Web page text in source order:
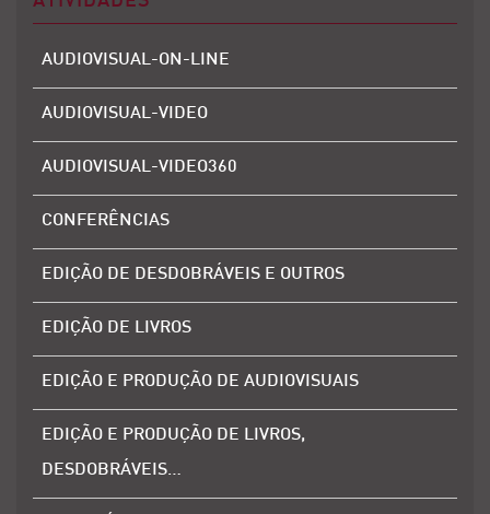
AUDIOVISUAL-ON-LINE
AUDIOVISUAL-VIDEO
AUDIOVISUAL-VIDEO360
CONFERÊNCIAS
EDIÇÃO DE DESDOBRÁVEIS E OUTROS
EDIÇÃO DE LIVROS
EDIÇÃO E PRODUÇÃO DE AUDIOVISUAIS
EDIÇÃO E PRODUÇÃO DE LIVROS,
DESDOBRÁVEIS…